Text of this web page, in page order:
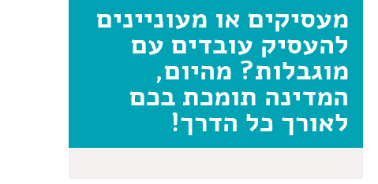
מעסיקים או מעוניינים
להעסיק עובדים עם
מוגבלות? מהיום,
המדינה תומכת בכם
לאורך כל הדרך!